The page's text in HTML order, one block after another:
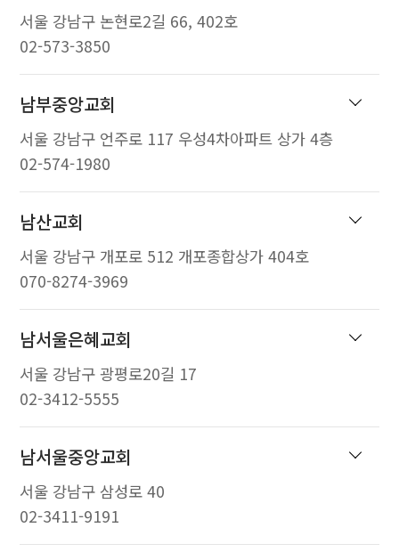
서울 강남구 논현로2길 66, 402호
02-573-3850
남부중앙교회
서울 강남구 언주로 117 우성4차아파트 상가 4층
02-574-1980
남산교회
서울 강남구 개포로 512 개포종합상가 404호
070-8274-3969
남서울은혜교회
서울 강남구 광평로20길 17
02-3412-5555
남서울중앙교회
서울 강남구 삼성로 40
02-3411-9191